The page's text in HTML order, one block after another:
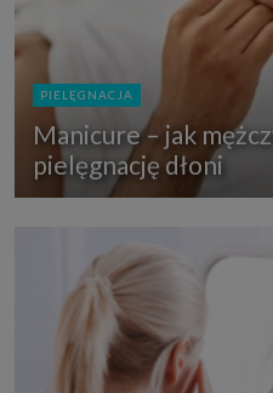
PIELĘGNACJA
Manicure – jak
pielęgnację dłoni